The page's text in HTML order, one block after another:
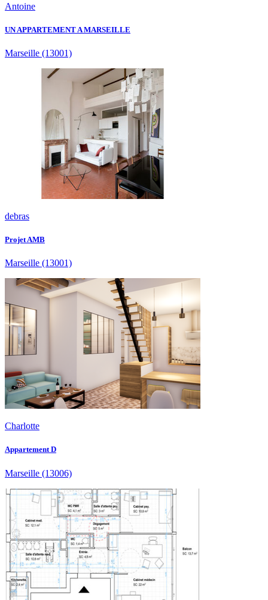
Antoine
UN APPARTEMENT A MARSEILLE
Marseille (13001)
debras
Projet AMB
Marseille (13001)
Charlotte
Appartement D
Marseille (13006)